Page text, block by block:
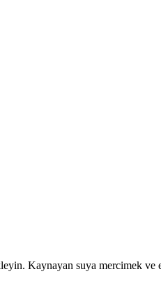
Kaynayan suya mercimek